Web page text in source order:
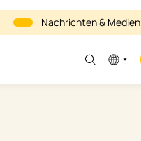
Nachrichten & Medien